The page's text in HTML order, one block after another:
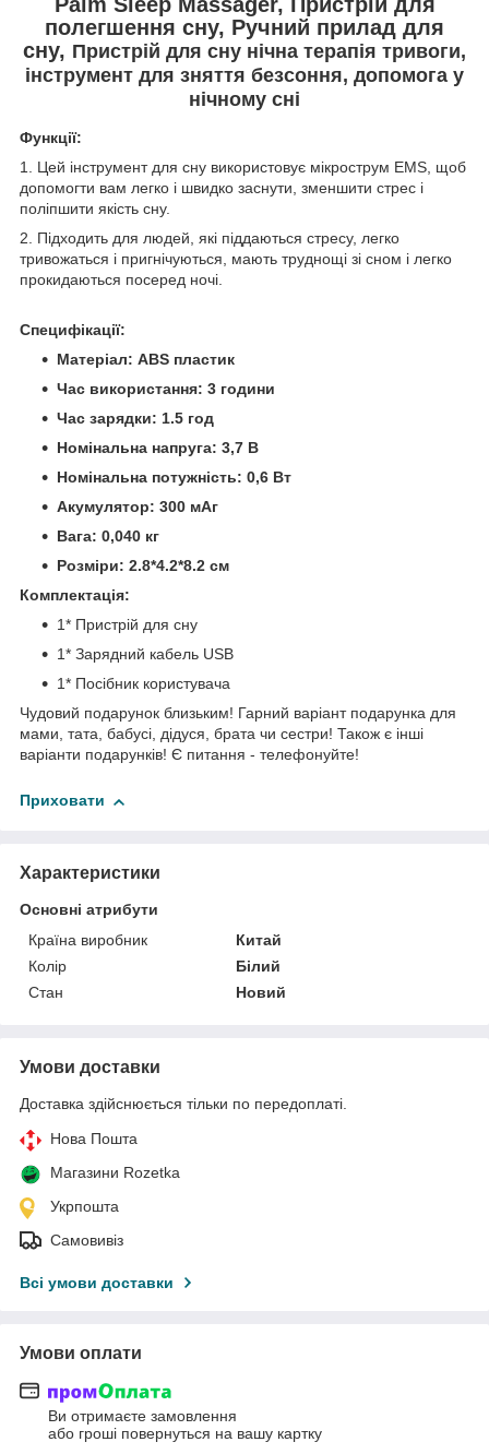
полегшення сну, Ручний прилад для
сну, Пристрій для сну нічна терапія тривоги,
інструмент для зняття безсоння, допомога у
нічному сні
Функції:
1. Цей інструмент для сну використовує мікрострум EMS, щоб
допомогти вам легко і швидко заснути, зменшити стрес і
поліпшити якість сну.
2. Підходить для людей, які піддаються стресу, легко
тривожаться і пригнічуються, мають труднощі зі сном і легко
прокидаються посеред ночі.
Специфікації:
Матеріал: ABS пластик
Час використання: 3 години
Час зарядки: 1.5 год
Номінальна напруга: 3,7 В
Номінальна потужність: 0,6 Вт
Акумулятор: 300 мАг
Вага: 0,040 кг
Розміри: 2.8*4.2*8.2 см
Комплектація:
1* Пристрій для сну
1* Зарядний кабель USB
1* Посібник користувача
Чудовий подарунок близьким! Гарний варіант подарунка для
мами, тата, бабусі, дідуся, брата чи сестри! Також є інші
варіанти подарунків! Є питання - телефонуйте!
Приховати
Характеристики
Основні атрибути
Країна виробник
Китай
Колір
Білий
Стан
Новий
Умови доставки
Доставка здійснюється тільки по передоплаті.
Нова Пошта
Магазини Rozetka
Укрпошта
Самовивіз
Всі умови доставки
Умови оплати
Ви отримаєте замовлення
або гроші повернуться на вашу картку